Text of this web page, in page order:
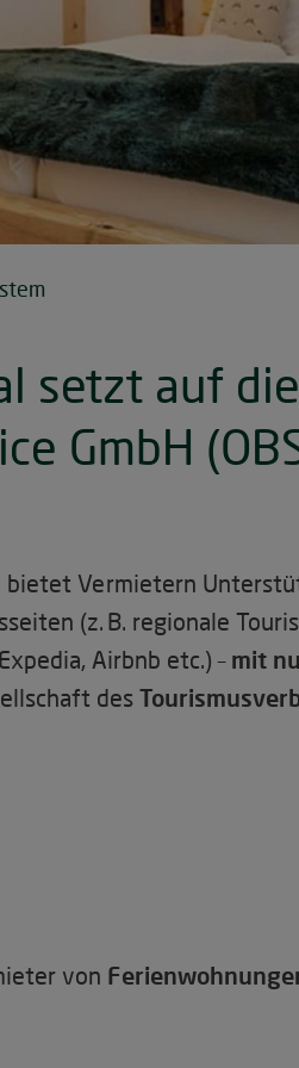
setzt auf die
GmbH
bietet Vermietern
(z. B. regionale
Airbnb etc.) – mit
des
von